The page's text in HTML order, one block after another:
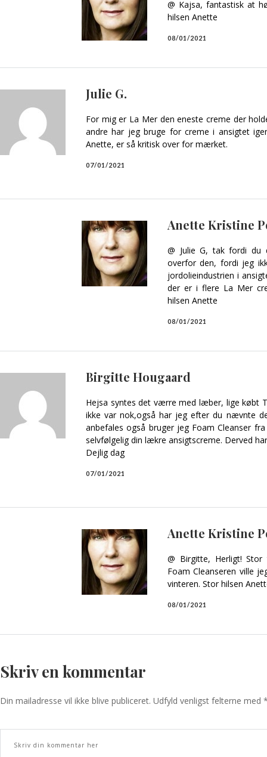
@ Kajsa, fantastisk at
hilsen Anette
08/01/2021
Julie G.
For mig er La Mer den eneste creme der
andre har jeg bruge for creme i ansigtet
Anette, er så kritisk over for mærket.
07/01/2021
Anette Kristine
@ Julie G, tak fordi du
overfor den, fordi jeg
jordolieindustrien i
der er i flere La Mer
hilsen Anette
08/01/2021
Birgitte Hougaard
Hejsa syntes det værre med læber, lige købt
ikke var nok,også har jeg efter du nævnte
anbefales også bruger jeg Foam Cleanser
selvfølgelig din lækre ansigtscreme. Derved
Dejlig dag
07/01/2021
Anette Kristine
@ Birgitte, Herligt!
Foam Cleanseren ville
vinteren. Stor hilsen
08/01/2021
Skriv en kommentar
Din mailadresse vil ikke blive publiceret. Udfyld venligst felterne med